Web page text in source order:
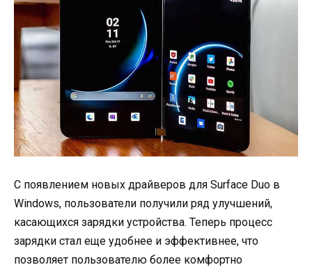
С появлением новых драйверов для Surface Duo в
Windows, пользователи получили ряд улучшений,
касающихся зарядки устройства. Теперь процесс
зарядки стал еще удобнее и эффективнее, что
позволяет пользователю более комфортно